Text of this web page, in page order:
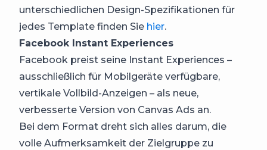
unterschiedlichen Design-Spezifikationen für
jedes Template finden Sie hier.
Facebook Instant Experiences
Facebook preist seine Instant Experiences –
ausschließlich für Mobilgeräte verfügbare,
vertikale Vollbild-Anzeigen – als neue,
verbesserte Version von Canvas Ads an.
Bei dem Format dreht sich alles darum, die
volle Aufmerksamkeit der Zielgruppe zu